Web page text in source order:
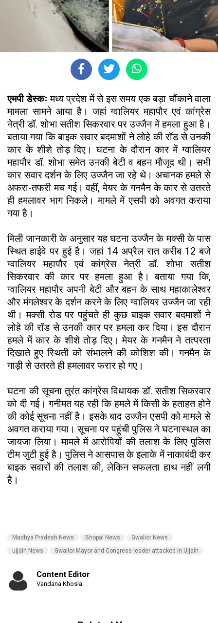
एमपी डेस्कः मध्य प्रदेश में से इस समय एक बड़ा चौंकाने वाला
मामला सामने आया है। जहां ग्वालियर महापौर एवं कांग्रेस
नेत्री डॉ. शोभा सतीश सिकरवार पर उज्जैन में हमला हुआ है।
बताया गया कि बाइक सवार बदमाशों ने लोहे की रॉड से उनकी
कार के शीशे तोड़ दिए। घटना के दौरान कार में ग्वालियर
महापौर डॉ. शोभा समेत उनकी बेटी व बहन मौजूद थी। सभी
कार सवार दर्शन के लिए उज्जैन जा रहे थे। अचानक हमले से
अफरा-तफरी मच गई। वहीं, मेयर के गनमैन के कार से उतरते
ही हमलावर भाग निकले। मामले में एसपी को अवगत कराया
गया है।
मिली जानकारी के अनुसार यह घटना उज्जैन के मक्सी के पास
स्थित हाईवे पर हुई है। जहां 14 अप्रैल रात करीब 12 बजे
ग्वालियर महापौर एवं कांग्रेस नेत्री डॉ. शोभा सतीश
सिकरवार की कार पर हमला हुआ है। बताया गया कि,
ग्वालियर महापौर अपनी बेटी और बहन के साथ महाकालेश्वर
और मंगलेश्वर के दर्शन करने के लिए ग्वालियर उज्जैन जा रही
थी। मक्सी रोड पर पहुंचते ही कुछ बाइक सवार बदमाशों ने
लोहे की रॉड से उनकी कार पर हमला कर दिया। इस दौरान
हमले में कार के शीशे तोड़ दिए। मेयर के गनमैन ने तत्परता
दिखाते हुए स्थिती को संभालने की कोशिश की। गनमैन के
गाड़ी से उतरते ही हमलावर फरार हो गए।
घटना की सूचना तुरंत कांग्रेस विधायक डॉ. सतीश सिकरवार
को दी गई। गनीमत यह रही कि हमले में किसी के हताहत होने
की कोई सूचना नहीं है। इसके बाद उज्जैन एसपी को मामले से
अवगत कराया गया। सूचना पर पहुंची पुलिस ने घटनास्थल का
जायजा लिया। मामले में आरोपियों की तलाश के लिए पुलिस
टीम जुटी हुई है। पुलिस ने आसपास के इलाके में नाकाबंदी कर
बाइक सवारों की तलाश की, लेकिन सफलता हाथ नहीं लगी
है।
Madhya Pradesh News Bhopal News
Gwalior News
ujjain News
Gwalior Mayor and Congress leader attacked in Ujjain
Content Editor
Vandana Khosla